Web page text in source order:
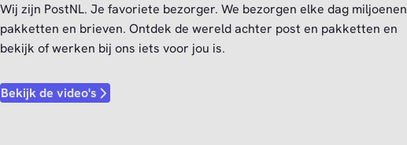
Wij zijn PostNL. Je favoriete bezorger. We bezorgen elke dag miljoenen
pakketten en brieven. Ontdek de wereld achter post en pakketten en
bekijk of werken bij ons iets voor jou is.
Bekijk de video's